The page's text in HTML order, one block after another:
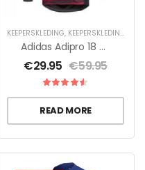
KEEPERSSHIRTS
KEEPERSKLEDING, KEEPERSKLEDING SALE
Adidas Adipro 18 Keepersshirt Lange Mouwen
€29.95 €59.95
READ MORE